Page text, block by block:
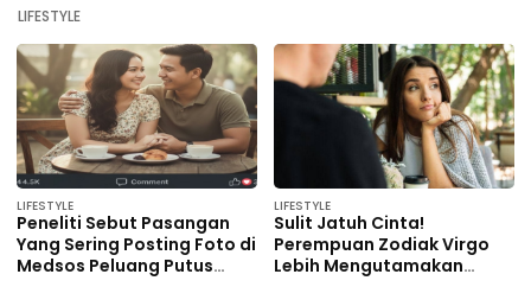
LIFESTYLE
LIFESTYLE
Peneliti Sebut Pasangan
Yang Sering Posting Foto di
Medsos Peluang Putus
LIFESTYLE
Sulit Jatuh Cinta!
Perempuan Zodiak Virgo
Lebih Mengutamakan